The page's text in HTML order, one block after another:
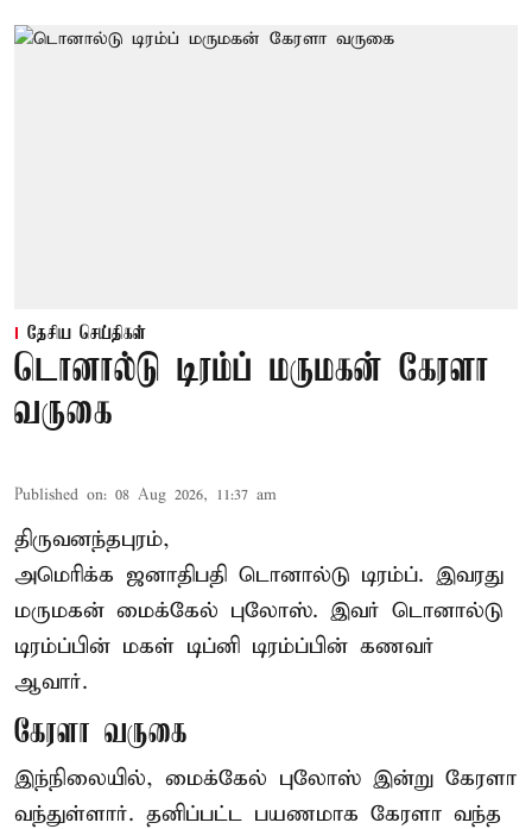
தேசிய செய்திகள்
டொனால்டு டிரம்ப் மருமகன் கேரளா
வருகை
Published on: 08 Aug 2026, 11:37 am
திருவனந்தபுரம்,
அமெரிக்க ஜனாதிபதி டொனால்டு டிரம்ப். இவரது
மருமகன் மைக்கேல் புலோஸ். இவர் டொனால்டு
டிரம்ப்பின் மகள் டிப்னி டிரம்ப்பின் கணவர்
ஆவார்.
கேரளா வருகை
இந்நிலையில், மைக்கேல் புலோஸ் இன்று கேரளா
வந்துள்ளார். தனிப்பட்ட பயணமாக கேரளா வந்த